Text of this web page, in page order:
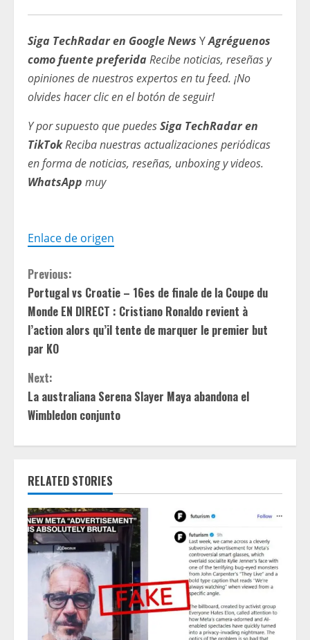
Siga TechRadar en Google News YAgréguenos
como fuente preferidaRecibe noticias, reseñas y
opiniones de nuestros expertos en tu feed. ¡No
olvides hacer clic en el botón de seguir!
Y por supuesto que puedesSiga TechRadar en
TikTokReciba nuestras actualizaciones periódicas
en forma de noticias, reseñas, unboxing y videos.
WhatsApp muy
Enlace de origen
C
o
n
t
i
n
u
e
R
e
a
Previous:
Portugal vs Croatie – 16es de finale de la Coupe du
Monde EN DIRECT : Cristiano Ronaldo revient à
l’action alors qu’il tente de marquer le premier but
par KO
Next:
La australiana Serena Slayer Maya abandona el
Wimbledon conjunto
RELATED STORIES